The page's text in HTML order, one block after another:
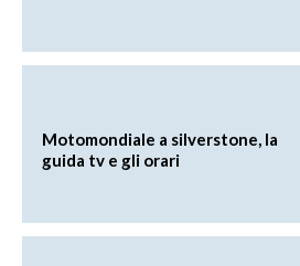
Motomondiale a silverstone, la
guida tv e gli orari